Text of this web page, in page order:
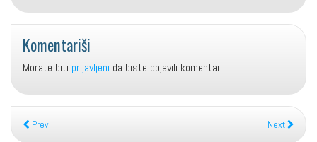
Komentariši
Morate biti prijavljeni da biste objavili komentar.
Prev Next